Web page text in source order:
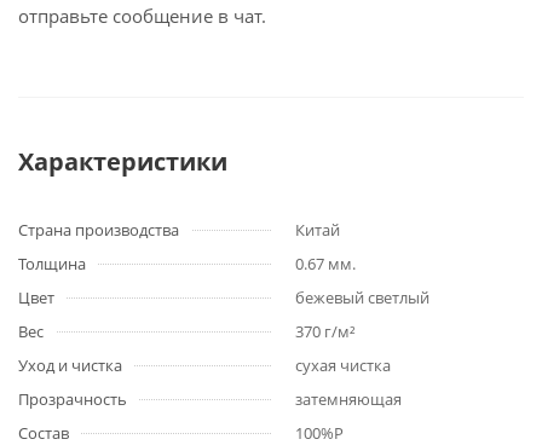
отправьте сообщение в чат.
Характеристики
Страна производства
Китай
Толщина
0.67 мм.
Цвет
бежевый светлый
Вес
370 г/м²
Уход и чистка
сухая чистка
Прозрачность
затемняющая
Состав
100%P